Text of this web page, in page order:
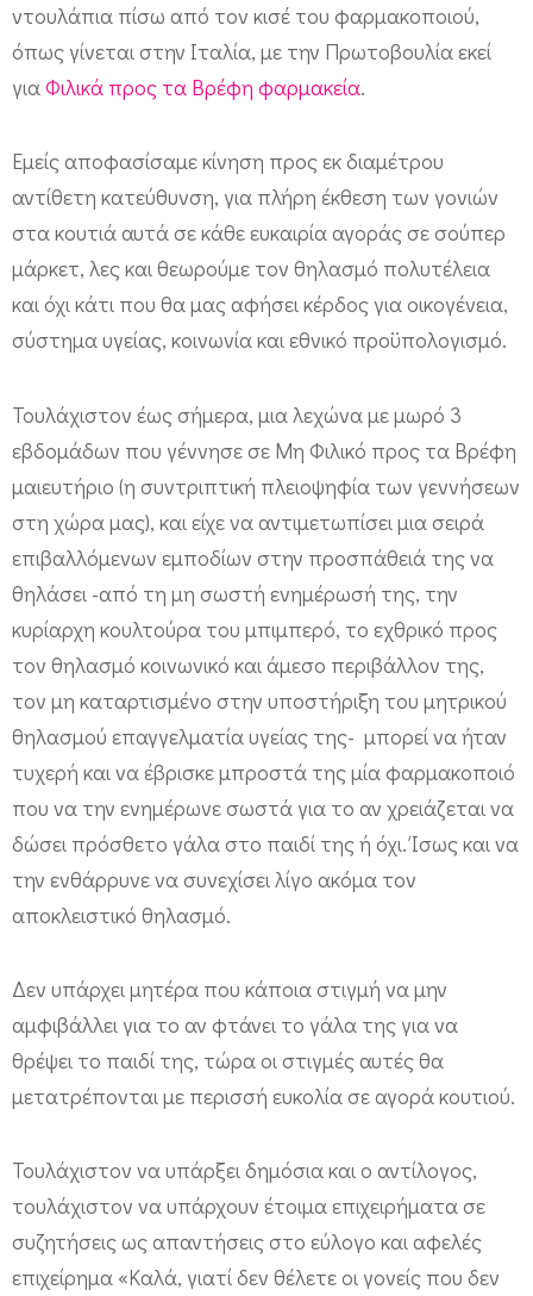
ντουλάπια πίσω από τον κισέ του φαρμακοποιού,
όπως γίνεται στην Ιταλία, με την Πρωτοβουλία εκεί
γιαΦιλικά προς τα Βρέφη φαρμακεία.
Εμείς αποφασίσαμε κίνηση προς εκ διαμέτρου
αντίθετη κατεύθυνση, για πλήρη έκθεση των γονιών
στα κουτιά αυτά σε κάθε ευκαιρία αγοράς σε σούπερ
μάρκετ, λες και θεωρούμε τον θηλασμό πολυτέλεια
και όχι κάτι που θα μας αφήσει κέρδος για οικογένεια,
σύστημα υγείας, κοινωνία και εθνικό προϋπολογισμό.
Τουλάχιστον έως σήμερα, μια λεχώνα με μωρό 3
εβδομάδων που γέννησε σε Μη Φιλικό προς τα Βρέφη
μαιευτήριο (η συντριπτική πλειοψηφία των γεννήσεων
στη χώρα μας), και είχε να αντιμετωπίσει μια σειρά
επιβαλλόμενων εμποδίων στην προσπάθειά της να
θηλάσει -από τη μη σωστή ενημέρωσή της, την
κυρίαρχη κουλτούρα του μπιμπερό, το εχθρικό προς
τον θηλασμό κοινωνικό και άμεσο περιβάλλον της,
τον μη καταρτισμένο στην υποστήριξη του μητρικού
θηλασμού επαγγελματία υγείας της- μπορεί να ήταν
τυχερή και να έβρισκε μπροστά της μία φαρμακοποιό
που να την ενημέρωνε σωστά για το αν χρειάζεται να
δώσει πρόσθετο γάλα στο παιδί της ή όχι. Ίσως και να
την ενθάρρυνε να συνεχίσει λίγο ακόμα τον
αποκλειστικό θηλασμό.
Δεν υπάρχει μητέρα που κάποια στιγμή να μην
αμφιβάλλει για το αν φτάνει το γάλα της για να
θρέψει το παιδί της, τώρα οι στιγμές αυτές θα
μετατρέπονται με περισσή ευκολία σε αγορά κουτιού.
Τουλάχιστον να υπάρξει δημόσια και ο αντίλογος,
τουλάχιστον να υπάρχουν έτοιμα επιχειρήματα σε
συζητήσεις ως απαντήσεις στο εύλογο και αφελές
επιχείρημα «Καλά, γιατί δεν θέλετε οι γονείς που δεν